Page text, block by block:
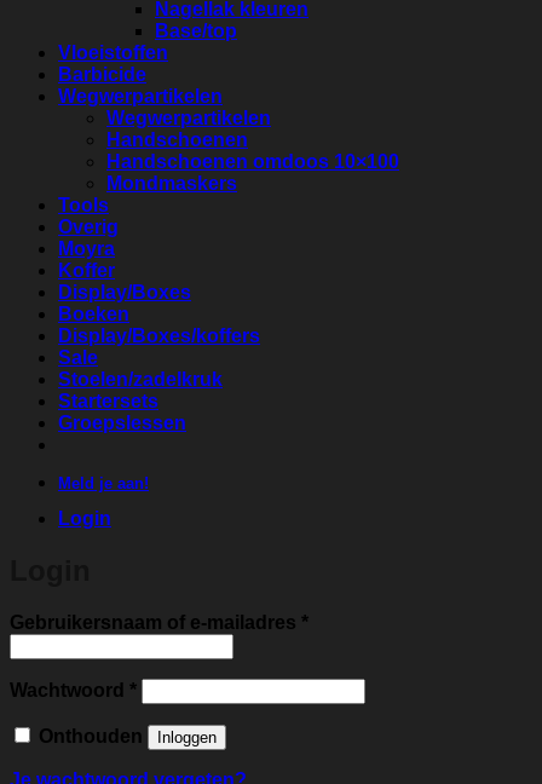
Nagellak kleuren
Base/top
Vloeistoffen
Barbicide
Wegwerpartikelen
Wegwerpartikelen
Handschoenen
Handschoenen omdoos 10×100
Mondmaskers
Tools
Overig
Moyra
Koffer
Display/Boxes
Boeken
Display/Boxes/koffers
Sale
Stoelen/zadelkruk
Startersets
Groepslessen
Meld je aan!
Login
Gebruikersnaam of e-mailadres *Vereist
Wachtwoord *Vereist
Onthouden Inloggen
Je wachtwoord vergeten?